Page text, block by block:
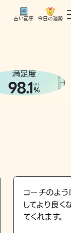
占い記事 今日の運勢
満足度
98.1※1
%
コーチのよ
してより良
てくれます。